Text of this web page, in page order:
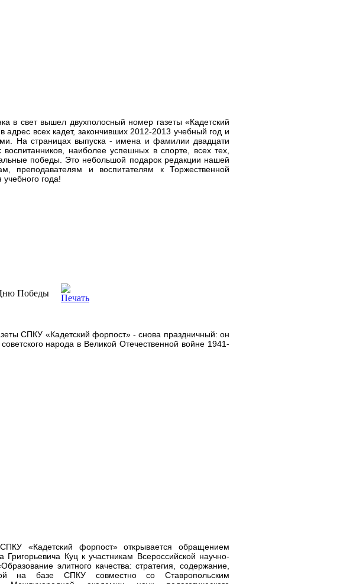
в свет вышел двухполосный номер газеты «Кадетский
всех кадет, закончивших 2012-2013 учебный год и
На страницах выпуска - имена и фамилии двадцати
воспитанников, наиболее успешных в спорте, всех тех,
победы. Это небольшой подарок редакции нашей
преподавателям и воспитателям к Торжественной
года!
Победы
СПКУ «Кадетский форпост» - снова праздничный: он
народа в Великой Отечественной войне 1941-
«Кадетский форпост» открывается обращением
Куц к участникам Всероссийской научно-
элитного качества: стратегия, содержание,
на базе СПКУ совместно со Ставропольским